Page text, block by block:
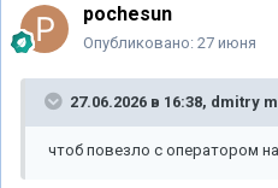
pochesun
Опубликовано: 27 июня
27.06.2026 в 16:38, dmitry
чтоб повезло с оператором